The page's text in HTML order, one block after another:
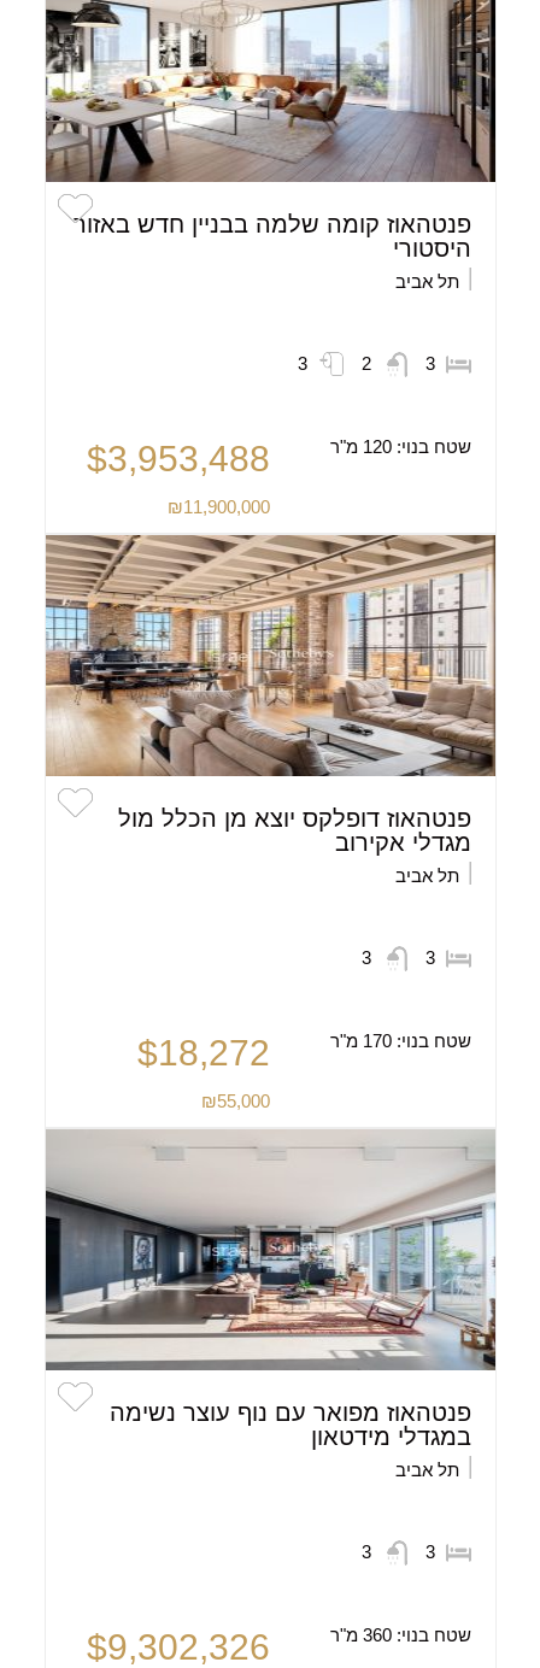
פנטהאוז קומה שלמה בבניין חדש באזור
היסטורי
תל אביב
3
2
3
שטח בנוי:120 מ"ר $3,953,488
₪11,900,000
פנטהאוז דופלקס יוצא מן הכלל מול
מגדלי אקירוב
תל אביב
3
3
שטח בנוי:170 מ"ר $18,272
₪55,000
פנטהאוז מפואר עם נוף עוצר נשימה
במגדלי מידטאון
תל אביב
3
3
שטח בנוי:360 מ"ר $9,302,326